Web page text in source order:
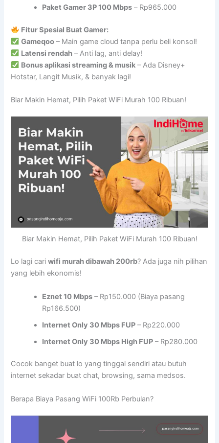
Paket Gamer 3P 100 Mbps – Rp965.000
Fitur Spesial Buat Gamer:
Gameqoo – Main game cloud tanpa perlu beli konsol!
Latensi rendah – Anti lag, anti delay!
Bonus aplikasi streaming & musik – Ada Disney+
Hotstar, Langit Musik, & banyak lagi!
Biar Makin Hemat, Pilih Paket WiFi Murah 100 Ribuan!
Biar Makin Hemat, Pilih Paket WiFi Murah 100 Ribuan!
Lo lagi cariwifi murah dibawah 200rb? Ada juga nih pilihan
yang lebih ekonomis!
Eznet 10 Mbps – Rp150.000 (Biaya pasang
Rp166.500)
Internet Only 30 Mbps FUP – Rp220.000
Internet Only 30 Mbps High FUP – Rp280.000
Cocok banget buat lo yang tinggal sendiri atau butuh
internet sekadar buat chat, browsing, sama medsos.
Berapa Biaya Pasang WiFi 100Rb Perbulan?